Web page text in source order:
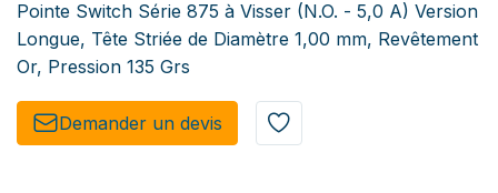
Pointe Switch Série 875 à Visser (N.O. - 5,0 A) Version
Longue, Tête Striée de Diamètre 1,00 mm, Revêtement
Or, Pression 135 Grs
Demander un de​​vis​​